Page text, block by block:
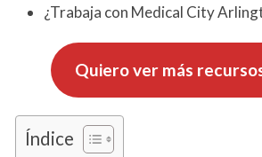
¿Trabaja con Medical City
Quiero ver más
Índice